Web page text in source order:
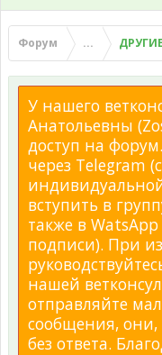
Форум ...
У нашего
Анатольевны
доступ на
через Telegram
вступить в
также в
подписи). При
нашей
отправляйте
сообщения, они,
без ответа.